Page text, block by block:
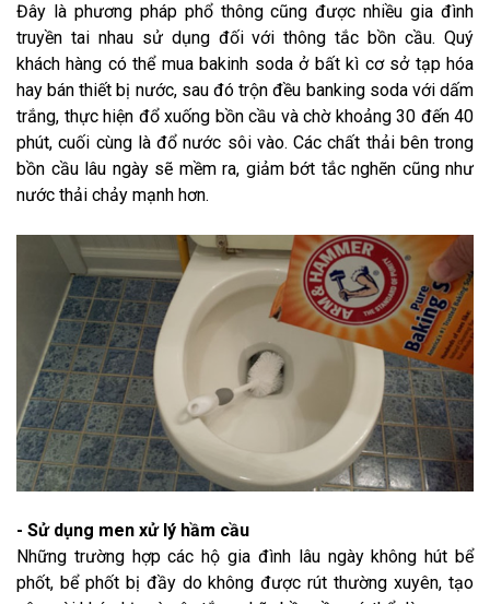
Đây là phương pháp phổ thông cũng được nhiều gia đình
truyền tai nhau sử dụng đối với thông tắc bồn cầu. Quý
khách hàng có thể mua bakinh soda ở bất kì cơ sở tạp hóa
hay bán thiết bị nước, sau đó trộn đều banking soda với dấm
trắng, thực hiện đổ xuống bồn cầu và chờ khoảng 30 đến 40
phút, cuối cùng là đổ nước sôi vào. Các chất thải bên trong
bồn cầu lâu ngày sẽ mềm ra, giảm bớt tắc nghẽn cũng như
nước thải chảy mạnh hơn.
- Sử dụng men xử lý hầm cầu
Những trường hợp các hộ gia đình lâu ngày không hút bể
phốt, bể phốt bị đầy do không được rút thường xuyên, tạo